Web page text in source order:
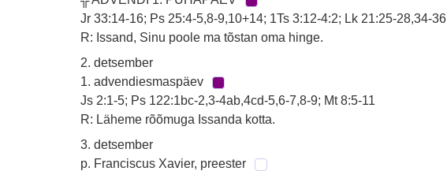
Jr 33:14-16; Ps 25:4-5,8-9,10+14; 1Ts 3:12-4:2; Lk 21:25-28,34-36
R: Issand, Sinu poole ma tõstan oma hinge.
2. detsember
1. advendiesmaspäev
Js 2:1-5; Ps 122:1bc-2,3-4ab,4cd-5,6-7,8-9; Mt 8:5-11
R: Läheme rõõmuga Issanda kotta.
3. detsember
p. Franciscus Xavier, preester